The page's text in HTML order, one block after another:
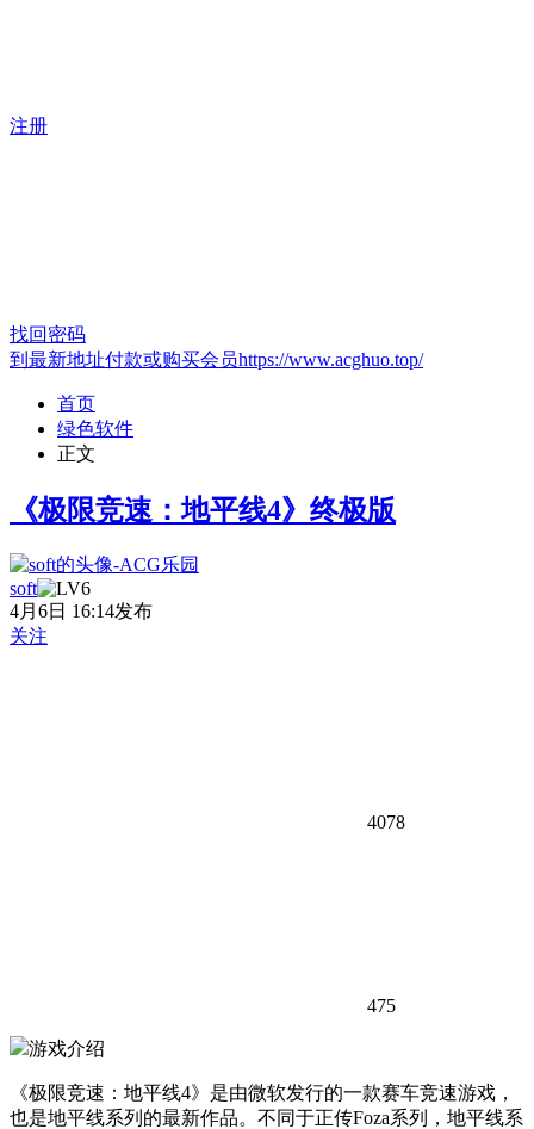
注册
找回密码
到最新地址付款或购买会员https://www.acghuo.top/
首页
绿色软件
正文
《极限竞速：地平线4》终极版
soft
4月6日 16:14发布
关注
4078
475
游戏介绍
《极限竞速：地平线4》是由微软发行的一款赛车竞速游戏，
也是地平线系列的最新作品。不同于正传Foza系列，地平线系